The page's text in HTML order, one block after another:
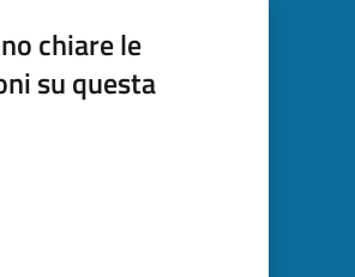
chiare le
su questa